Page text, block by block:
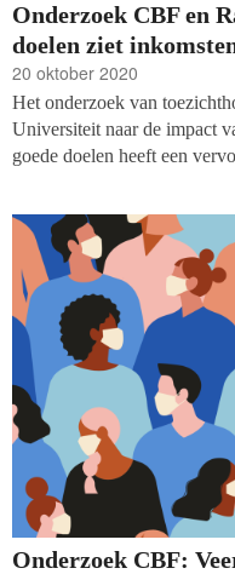
Onderzoek CBF en
doelen ziet
20 oktober 2020
Het onderzoek van
Universiteit naar de impact
goede doelen heeft een
ongeacht de grootte van
inkomsten van 2018
dusver ruim zes procent.
Onderzoek CBF: